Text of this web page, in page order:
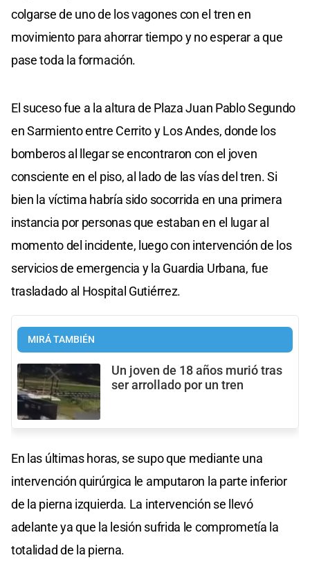
colgarse de uno de los vagones con el tren en
movimiento para ahorrar tiempo y no esperar a que
pase toda la formación.
El suceso fue a la altura de Plaza Juan Pablo Segundo
en Sarmiento entre Cerrito y Los Andes, donde los
bomberos al llegar se encontraron con el joven
consciente en el piso, al lado de las vías del tren. Si
bien la víctima habría sido socorrida en una primera
instancia por personas que estaban en el lugar al
momento del incidente, luego con intervención de los
servicios de emergencia y la Guardia Urbana, fue
trasladado al Hospital Gutiérrez.
MIRÁ TAMBIÉN
Un joven de 18 años murió tras
ser arrollado por un tren
En las últimas horas, se supo que mediante una
intervención quirúrgica le amputaron la parte inferior
de la pierna izquierda. La intervención se llevó
adelante ya que la lesión sufrida le comprometía la
totalidad de la pierna.